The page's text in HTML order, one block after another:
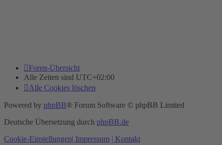
Foren-Übersicht
Alle Zeiten sind UTC+02:00
Alle Cookies löschen
Powered by phpBB® Forum Software © phpBB Limited
Deutsche Übersetzung durch phpBB.de
Cookie-Einstellungen| Impressum | Kontakt